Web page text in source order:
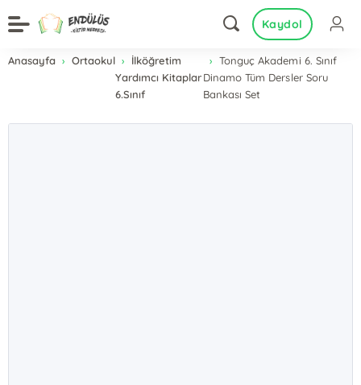
Kaydol
Anasayfa Ortaokul
İlköğretim
Yardımcı Kitaplar
6.Sınıf
Tonguç Akademi 6. Sınıf
Dinamo Tüm Dersler Soru
Bankası Set